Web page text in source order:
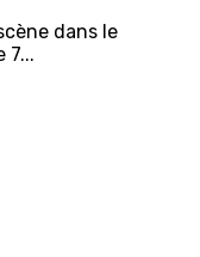
dans le
7...